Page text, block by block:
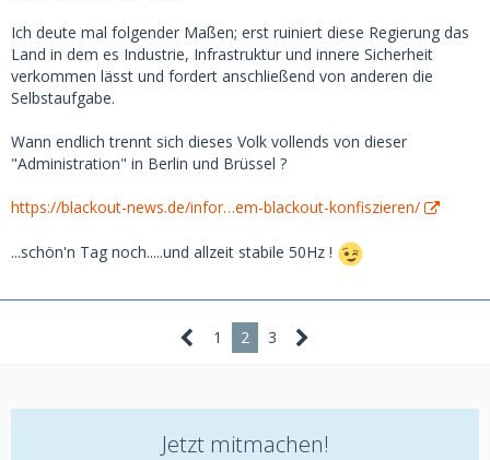
Ich deute mal folgender Maßen; erst ruiniert diese Regierung das
Land in dem es Industrie, Infrastruktur und innere Sicherheit
verkommen lässt und fordert anschließend von anderen die
Selbstaufgabe.
Wann endlich trennt sich dieses Volk vollends von dieser
"Administration" in Berlin und Brüssel ?
https://blackout-news.de/infor…em-blackout-konfiszieren/
...schön'n Tag noch.....und allzeit stabile 50Hz !
1 2 3
Jetzt mitmachen!